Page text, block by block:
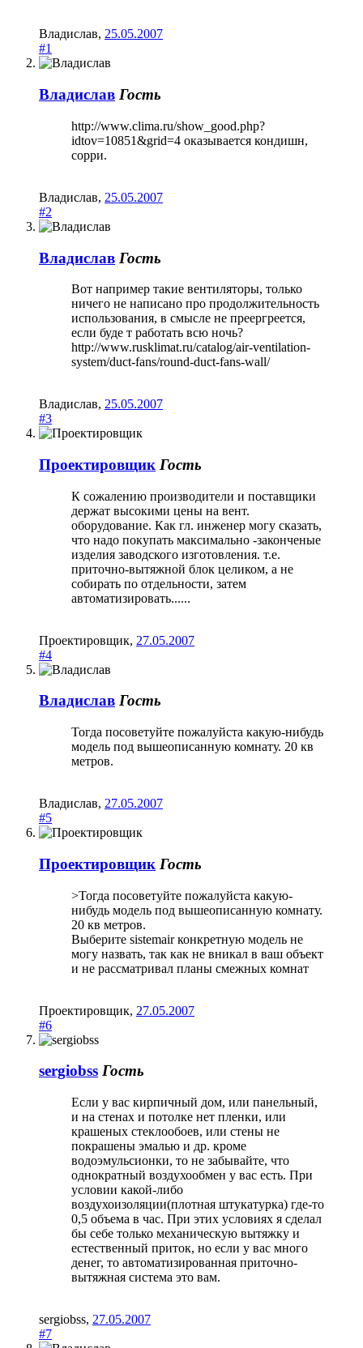
Владислав, 25.05.2007
#1
Владислав Гость
http://www.clima.ru/show_good.php?
idtov=10851&grid=4 оказывается кондишн,
сорри.
Владислав, 25.05.2007
#2
Владислав Гость
Вот например такие вентиляторы, только
ничего не написано про продолжительность
использования, в смысле не преергреется,
если буде т работать всю ночь?
http://www.rusklimat.ru/catalog/air-ventilation-
system/duct-fans/round-duct-fans-wall/
Владислав, 25.05.2007
#3
Проектировщик Гость
К сожалению производители и поставщики
держат высокими цены на вент.
оборудование. Как гл. инженер могу сказать,
что надо покупать максимально -законченые
изделия заводского изготовления. т.е.
приточно-вытяжной блок целиком, а не
собирать по отдельности, затем
автоматизировать......
Проектировщик, 27.05.2007
#4
Владислав Гость
Тогда посоветуйте пожалуйста какую-нибудь
модель под вышеописанную комнату. 20 кв
метров.
Владислав, 27.05.2007
#5
Проектировщик Гость
>Тогда посоветуйте пожалуйста какую-
нибудь модель под вышеописанную комнату.
20 кв метров.
Выберите sistemair конкретную модель не
могу назвать, так как не вникал в ваш объект
и не рассматривал планы смежных комнат
Проектировщик, 27.05.2007
#6
sergiobss Гость
Если у вас кирпичный дом, или панельный,
и на стенах и потолке нет пленки, или
крашеных стеклообоев, или стены не
покрашены эмалью и др. кроме
водоэмульсионки, то не забывайте, что
однократный воздухообмен у вас есть. При
условии какой-либо
воздухоизоляции(плотная штукатурка) где-то
0,5 объема в час. При этих условиях я сделал
бы себе только механическую вытяжку и
естественный приток, но если у вас много
денег, то автоматизированная приточно-
вытяжная система это вам.
sergiobss, 27.05.2007
#7